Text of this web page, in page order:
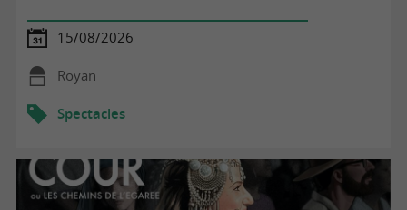
15/08/2026
Royan
Spectacles